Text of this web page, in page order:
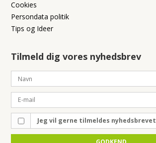
Cookies
Persondata politik
Tips og Ideer
Tilmeld dig vores nyhedsbrev
Jeg vil gerne tilmeldes nyhedsbrevet